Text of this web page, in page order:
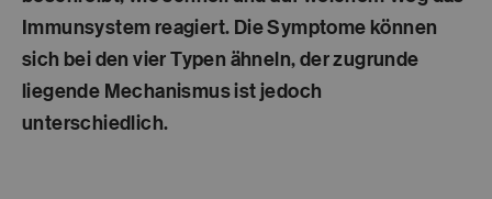
Immunsystem reagiert. Die Symptome können
sich bei den vier Typen ähneln, der zugrunde
liegende Mechanismus ist jedoch
unterschiedlich.